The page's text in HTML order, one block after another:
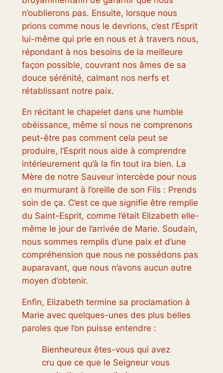
n’oublierons pas. Ensuite, lorsque nous
prions comme nous le devrions, c’est l’Esprit
lui-même qui prie en nous et à travers nous,
répondant à nos besoins de la meilleure
façon possible, couvrant nos âmes de sa
douce sérénité, calmant nos nerfs et
rétablissant notre paix.
En récitant le chapelet dans une humble
obéissance, même si nous ne comprenons
peut-être pas comment cela peut se
produire, l’Esprit nous aide à comprendre
intérieurement qu’à la fin tout ira bien. La
Mère de notre Sauveur intercède pour nous
en murmurant à l’oreille de son Fils : Prends
soin de ça. C’est ce que signifie être remplie
du Saint-Esprit, comme l’était Elizabeth elle-
même le jour de l’arrivée de Marie. Soudain,
nous sommes remplis d’une paix et d’une
compréhension que nous ne possédons pas
auparavant, que nous n’avons aucun autre
moyen d’obtenir.
Enfin, Elizabeth termine sa proclamation à
Marie avec quelques-unes des plus belles
paroles que l’on puisse entendre :
Bienheureux êtes-vous qui avez
cru que ce que le Seigneur vous